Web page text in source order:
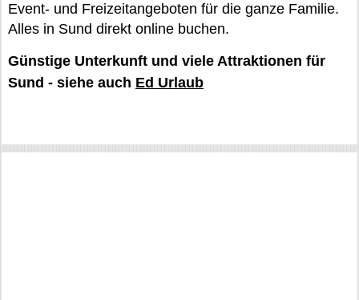
Event- und Freizeitangeboten für die ganze Familie.
Alles in Sund direkt online buchen.
Günstige Unterkunft und viele Attraktionen für
Sund - siehe auch Ed Urlaub